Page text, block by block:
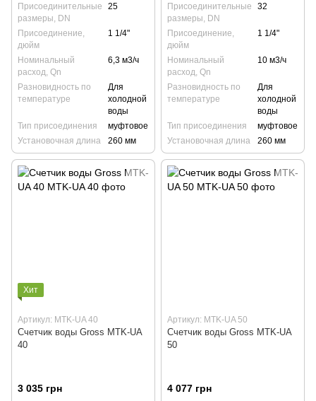
Присоединительные
размеры, DN
25
Присоединение,
дюйм
1 1/4"
Номинальный
расход, Qn
6,3 м3/ч
Разновидность по
температуре
Для
холодной
воды
Тип присоединения
муфтовое
Установочная длина
260 мм
Присоединительные
размеры, DN
32
Присоединение,
дюйм
1 1/4"
Номинальный
расход, Qn
10 м3/ч
Разновидность по
температуре
Для
холодной
воды
Тип присоединения
муфтовое
Установочная длина
260 мм
Хит
Артикул: MTK-UA 40
Счетчик воды Gross MTK-UA
40
3 035 грн
Артикул: MTK-UA 50
Счетчик воды Gross MTK-UA
50
4 077 грн